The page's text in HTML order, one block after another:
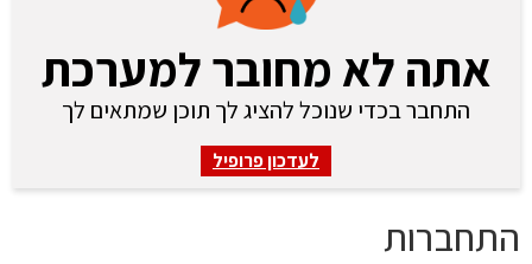
אתה לא מחובר למערכת
התחבר בכדי שנוכל להציג לך תוכן שמתאים לך
לעדכון פרופיל
התחברות